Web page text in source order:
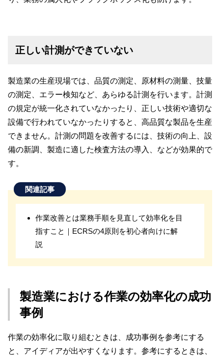
正しい計測ができていない
製造業の生産現場では、品質の測定、原材料の測量、技量
の測定、エラー検知など、あらゆる計測を行います。計測
の規定が統一化されていなかったり、正しい技術や適切な
設備で行われていなかったりすると、高品質な製品を生産
できません。計測の問題を改善するには、技術の向上、設
備の新調、製造に適した検査方法の導入、などが効果的で
す。
関連記事
作業改善とは業務手順を見直して効率化を目
指すこと｜ECRSの4原則を初心者向けに解
説
製造業における作業の効率化の成功
事例
作業の効率化に取り組むときは、成功事例を参考にする
と、アイディアが出やすくなります。参考にするときは、